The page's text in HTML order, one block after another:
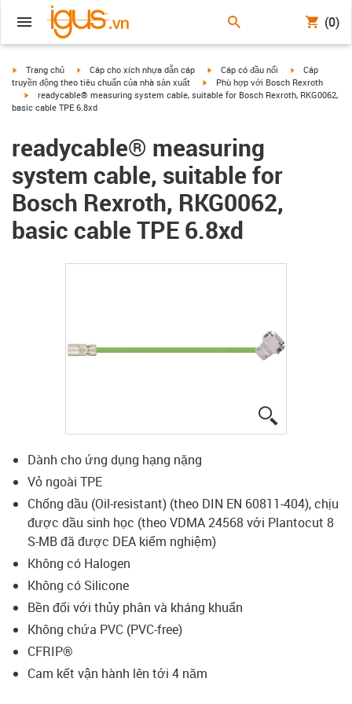
(0)
igus-icon-arrow-right
Trang chủ igus-icon-arrow-right
Cáp cho xích nhựa dẫn cáp igus-icon-arrow-right
Cáp có đầu nối igus-icon-
Cáp
truyền động theo tiêu chuẩn của nhà sản xuất
igus-icon-arrow-right
Phù hợp với Bosch Rexroth
igus-icon-arrow-right
readycable® measuring system cable, suitable for Bosch Rexroth, RKG0062,
basic cable TPE 6.8xd
readycable® measuring
system cable, suitable for
Bosch Rexroth, RKG0062,
basic cable TPE 6.8xd
Dành cho ứng dụng hạng nặng
Vỏ ngoài TPE
Chống dầu (Oil-resistant) (theo DIN EN 60811-404), chịu
được dầu sinh học (theo VDMA 24568 với Plantocut 8
S-MB đã được DEA kiểm nghiệm)
Không có Halogen
Không có Silicone
Bền đối với thủy phân và kháng khuẩn
Không chứa PVC (PVC-free)
CFRIP®
Cam kết vận hành lên tới 4 năm